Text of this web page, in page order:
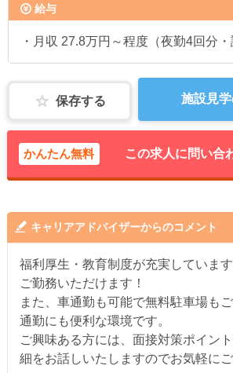
給与
・月収 27.8万円～程度（夜勤4回分・
保存する 施設見
かんたん無料 この求人に問い合
キャリアアドバイザーからのコメント
福利厚生・教育制度が充実していま
ご勤務いただけます！
また、車通勤も可能で無料駐車場もご
通勤にも便利な環境です。
ご興味ある方には、面接対策ポイン
細をお話しいたしますのでお気軽に